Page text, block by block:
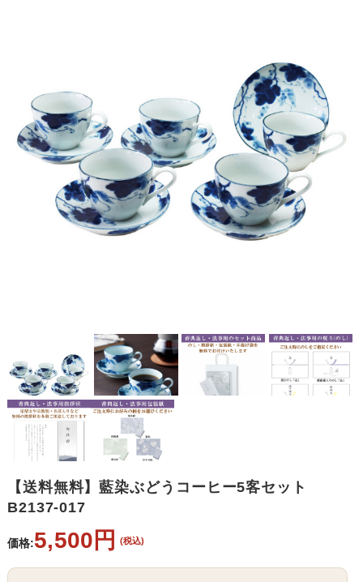
【送料無料】藍染ぶどうコーヒー5客セット
B2137-017
価格:5,500円 (税込)